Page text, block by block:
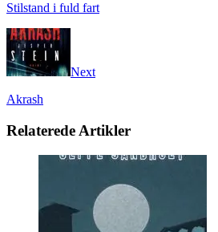
Stilstand i fuld fart
Next
Akrash
Relaterede Artikler